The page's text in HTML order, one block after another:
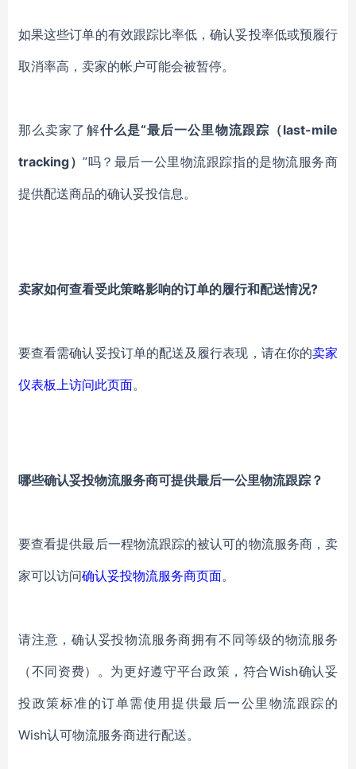
如果这些订单的有效跟踪比率低，确认妥投率低或预履行
取消率高，卖家的帐户可能会被暂停。
那么卖家了解什么是“最后一公里物流跟踪（last-mile
tracking）”吗？ 最后一公里物流跟踪指的是物流服务商
提供配送商品的确认妥投信息。
卖家如何查看受此策略影响的订单的履行和配送情况?
要查看需确认妥投订单的配送及履行表现，请在你的卖家
仪表板上访问此页面。
哪些确认妥投物流服务商可提供最后一公里物流跟踪？
要查看提供最后一程物流跟踪的被认可的物流服务商，卖
家可以访问确认妥投物流服务商页面。
请注意，确认妥投物流服务商拥有不同等级的物流服务
（不同资费）。为更好遵守平台政策，符合Wish确认妥
投政策标准的订单需使用提供最后一公里物流跟踪的
Wish认可物流服务商进行配送。